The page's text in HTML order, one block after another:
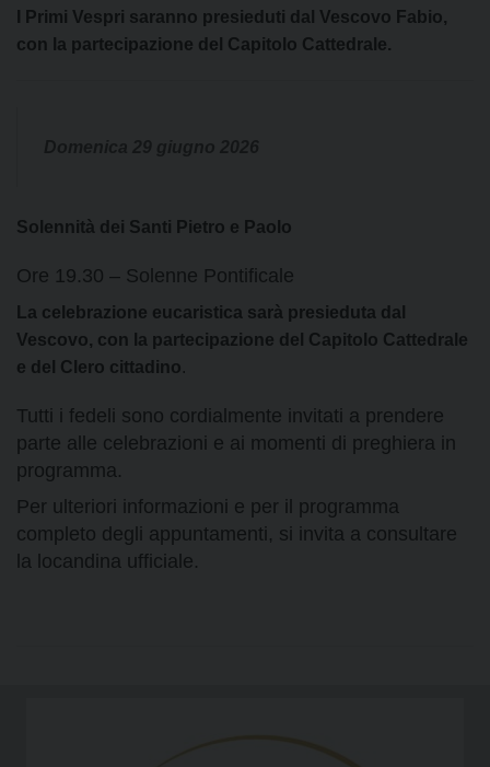
I Primi Vespri saranno presieduti dal Vescovo Fabio,
con la partecipazione del Capitolo Cattedrale.
Solennità dei Santi Pietro e Paolo
Ore 19.30 – Solenne Pontificale
La celebrazione eucaristica sarà presieduta dal
Vescovo, con la partecipazione del Capitolo Cattedrale
e del Clero cittadino.
Tutti i fedeli sono cordialmente invitati a prendere
parte alle celebrazioni e ai momenti di preghiera in
programma.
Per ulteriori informazioni e per il programma
completo degli appuntamenti, si invita a consultare
la locandina ufficiale.